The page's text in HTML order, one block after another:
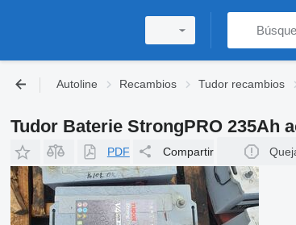
Autoline Recambios Tudor recambios
Tudor Baterie StrongPRO 235Ah
PDF Compartir